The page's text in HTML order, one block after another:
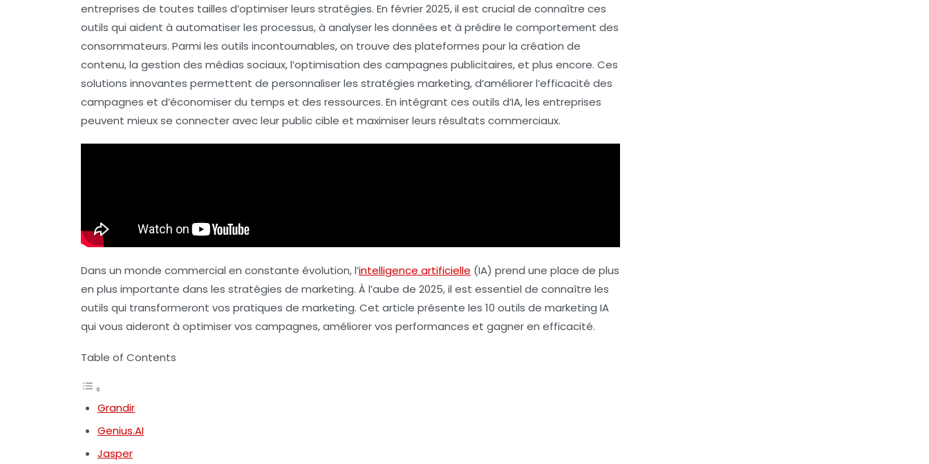
entreprises de toutes tailles d’optimiser leurs stratégies. En février 2025, il est crucial de connaître ces
outils qui aident à automatiser les processus, à analyser les données et à prédire le comportement des
consommateurs. Parmi les outils incontournables, on trouve des plateformes pour la création de
contenu, la gestion des médias sociaux, l’optimisation des campagnes publicitaires, et plus encore. Ces
solutions innovantes permettent de personnaliser les stratégies marketing, d’améliorer l’efficacité des
campagnes et d’économiser du temps et des ressources. En intégrant ces outils d’IA, les entreprises
peuvent mieux se connecter avec leur public cible et maximiser leurs résultats commerciaux.
Dans un monde commercial en constante évolution, l’intelligence artificielle (IA) prend une place de plus
en plus importante dans les stratégies de marketing. À l’aube de 2025, il est essentiel de connaître les
outils qui transformeront vos pratiques de marketing. Cet article présente les 10 outils de marketing IA
qui vous aideront à optimiser vos campagnes, améliorer vos performances et gagner en efficacité.
Table of Contents
Grandir
Genius.AI
Jasper